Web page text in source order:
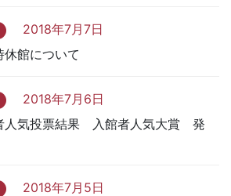
2018年7月7日
館について
2018年7月6日
人気投票結果 入館者人気大賞 発
2018年7月5日